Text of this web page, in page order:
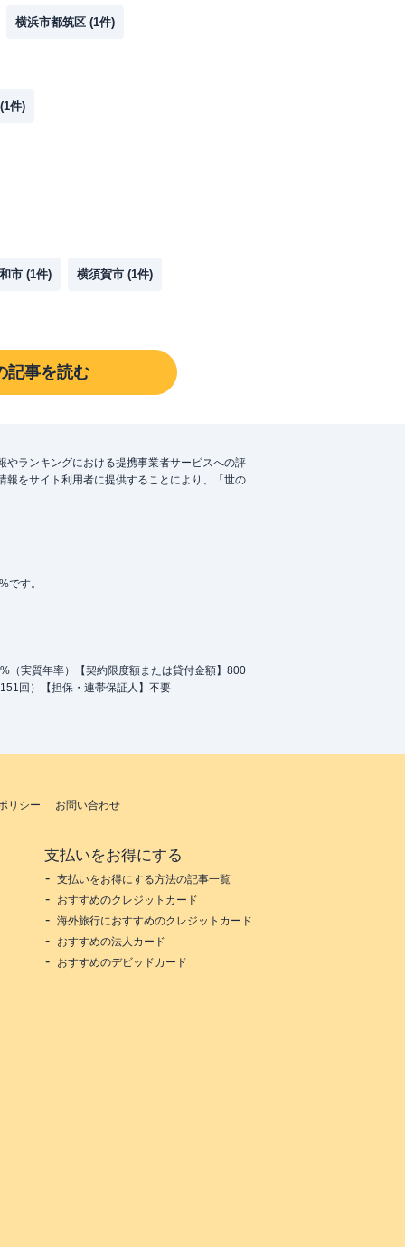
横浜市都筑区 (1件)
(1件)
市 (1件) 横須賀市 (1件)
記事を読む
ランキングにおける提携事業者サービスへの評
をサイト利用者に提供することにより、「世の
です。
（実質年率）【契約限度額または貸付金額】800
回）【担保・連帯保証人】不要
リシー お問い合わせ
支払いをお得にする
支払いをお得にする方法の記事一覧
おすすめのクレジットカード
海外旅行におすすめのクレジットカード
おすすめの法人カード
おすすめのデビッドカード